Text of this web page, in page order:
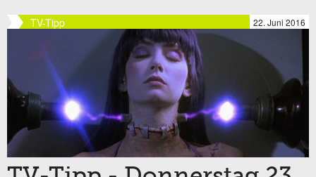
TV-Tipp 22. Juni 2016